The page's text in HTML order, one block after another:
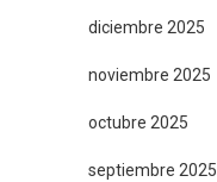
diciembre 2025
noviembre 2025
octubre 2025
septiembre 2025